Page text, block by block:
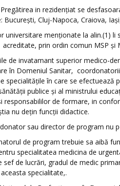
in rezidenţiat se
Bucureşti, Cluj-Napoca, Craiova,
universitare menţionate la alin.(1)
prin ordin comun MSP şi
de invatamant superior medico-
în Domeniul Sanitar,
specialităţile în care se
publice şi al ministrului
responsabililor de formare, in
nu deţin funcţii didactice.
sau director de program nu
de program trebuie sa aibă
specialitatea medicina de
sef de lucrări, gradul de medic
specialitate,.